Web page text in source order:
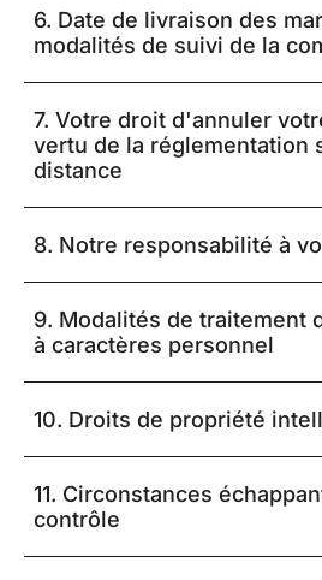
6. Date de livraison des
modalités de suivi de la
7. Votre droit d'annuler
vertu de la réglementation
distance
8. Notre responsabilité à
9. Modalités de traitement
à caractères personnel
10. Droits de propriété
11. Circonstances
contrôle